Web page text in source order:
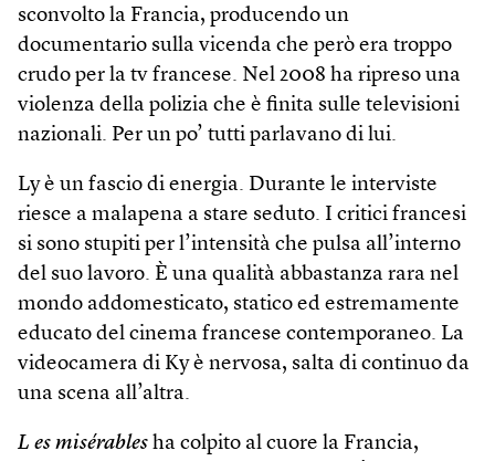
sconvolto la Francia, producendo un
documentario sulla vicenda che però era troppo
crudo per la tv francese. Nel 2008 ha ripreso una
violenza della polizia che è finita sulle televisioni
nazionali. Per un po’ tutti parlavano di lui.
Ly è un fascio di energia. Durante le interviste
riesce a malapena a stare seduto. I critici francesi
si sono stupiti per l’intensità che pulsa all’interno
del suo lavoro. È una qualità abbastanza rara nel
mondo addomesticato, statico ed estremamente
educato del cinema francese contemporaneo. La
videocamera di Ky è nervosa, salta di continuo da
una scena all’altra.
L es misérables ha colpito al cuore la Francia,